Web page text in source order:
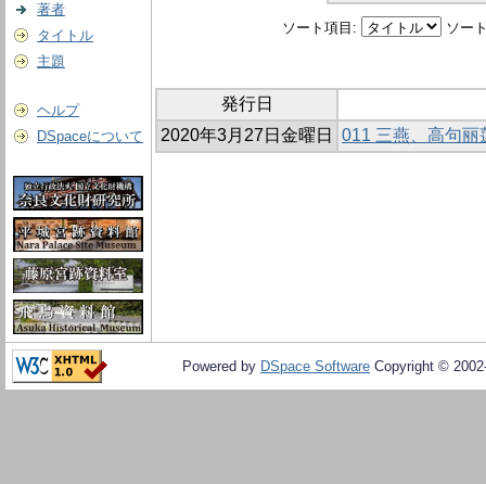
著者
タイトル
主題
ヘルプ
DSpaceについて
ソート項目: ソー
発行日
2020年3月27日金曜日
011 三燕、高句丽
Powered by DSpace Software Copyright ©